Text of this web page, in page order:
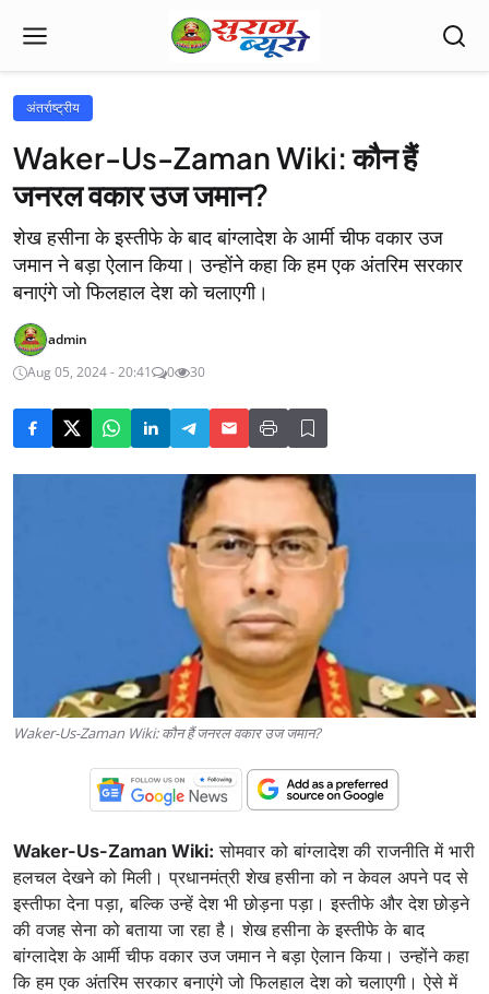
अंतर्राष्ट्रीय
Waker-Us-Zaman Wiki: कौन हैं
जनरल वकार उज जमान?
शेख हसीना के इस्तीफे के बाद बांग्लादेश के आर्मी चीफ वकार उज
जमान ने बड़ा ऐलान किया। उन्होंने कहा कि हम एक अंतरिम सरकार
बनाएंगे जो फिलहाल देश को चलाएगी।
admin
Aug 05, 2024 - 20:41
0 30
Waker-Us-Zaman Wiki: कौन हैं जनरल वकार उज जमान?
Waker-Us-Zaman Wiki: सोमवार को बांग्लादेश की राजनीति में भारी
हलचल देखने को मिली। प्रधानमंत्री शेख हसीना को न केवल अपने पद से
इस्तीफा देना पड़ा, बल्कि उन्हें देश भी छोड़ना पड़ा। इस्तीफे और देश छोड़ने
की वजह सेना को बताया जा रहा है। शेख हसीना के इस्तीफे के बाद
बांग्लादेश के आर्मी चीफ वकार उज जमान ने बड़ा ऐलान किया। उन्होंने कहा
कि हम एक अंतरिम सरकार बनाएंगे जो फिलहाल देश को चलाएगी। ऐसे में